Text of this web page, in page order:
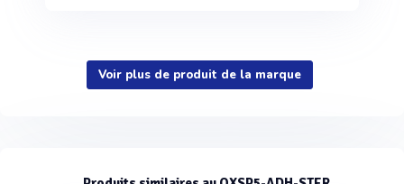
Voir plus de produit de la marque